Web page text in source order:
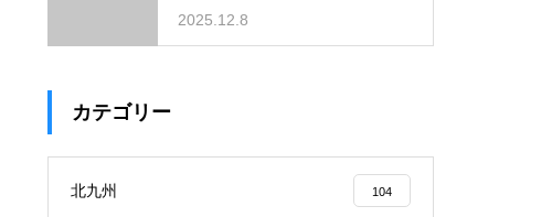
2025.12.8
カテゴリー
北九州 104